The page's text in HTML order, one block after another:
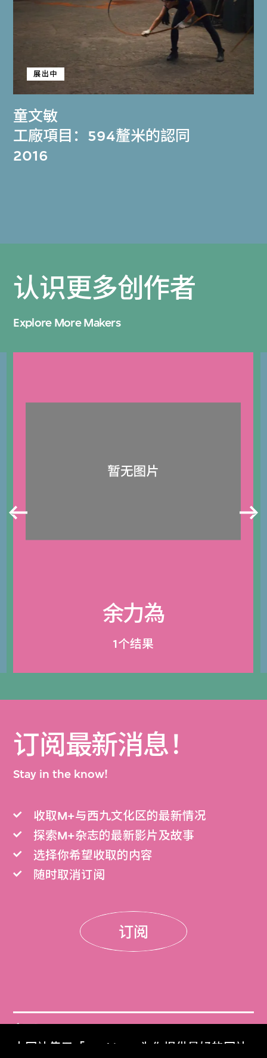
本网站使用「Cookies」为你提供最好的网站
童文敏
展出中
工廠項目：594釐米的認同
2016
认识更多创作者
Explore More Makers
余力為
1个结果
订阅最新消息！
Stay in the know!
收取M+与西九文化区的最新情况
探索M+杂志的最新影片及故事
选择你希望收取的内容
随时取消订阅
订阅
门票